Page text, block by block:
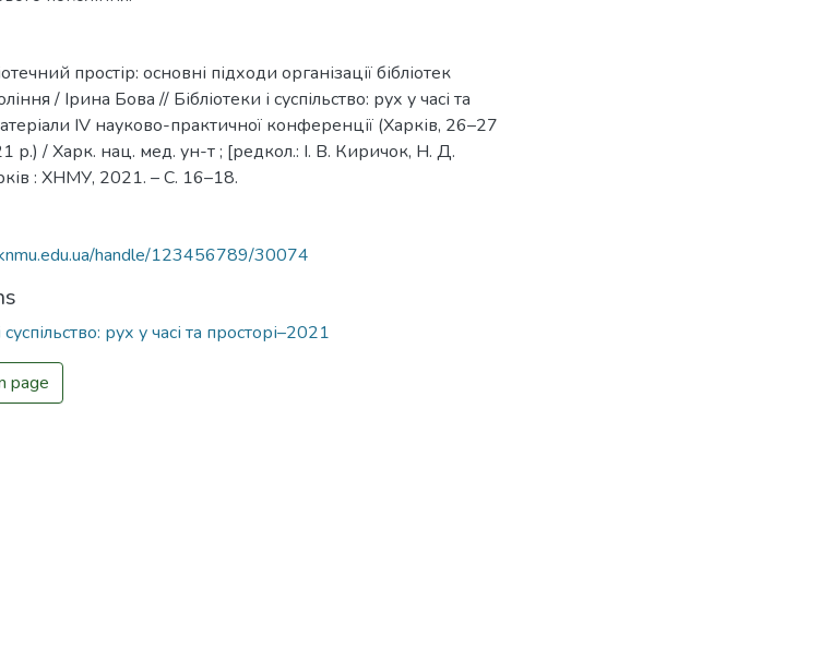
простір: основні підходи організації бібліотек
/ Ірина Бова // Бібліотеки і суспільство: рух у часі та
IV науково-практичної конференції (Харків, 26–27
р.) / Харк. нац. мед. ун-т ; [редкол.: І. В. Киричок, Н. Д.
: ХНМУ, 2021. – С. 16–18.
handle/123456789/30074
суспільство: рух у часі та просторі–2021
page